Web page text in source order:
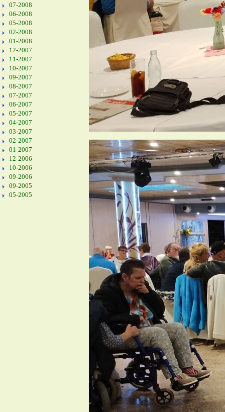
07-2008
06-2008
05-2008
02-2008
01-2008
12-2007
11-2007
10-2007
09-2007
08-2007
07-2007
06-2007
05-2007
04-2007
03-2007
02-2007
01-2007
12-2006
10-2006
09-2006
09-2005
05-2005